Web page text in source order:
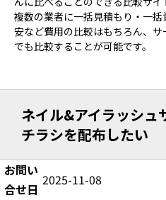
複数の業者に一括見積もり・一
安など費用の比較はもちろん、
でも比較することが可能です。
ネイル&アイラッシュ
チラシを配布したい
お問い
合せ日
2025-11-08